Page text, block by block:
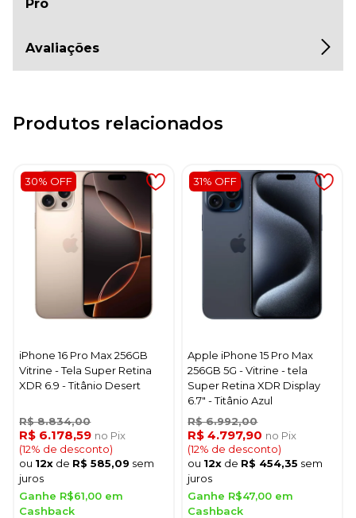
Pro
Avaliações
Produtos relacionados
30% OFF
iPhone 16 Pro Max 256GB
Vitrine - Tela Super Retina
XDR 6.9 - Titânio Desert
R$ 8.834,00
R$ 6.178,59 no Pix
(12% de desconto)
ou 12x de R$ 585,09 sem
juros
Ganhe R$61,00 em
Cashback
31% OFF
Apple iPhone 15 Pro Max
256GB 5G - Vitrine - tela
Super Retina XDR Display
6.7" - Titânio Azul
R$ 6.992,00
R$ 4.797,90 no Pix
(12% de desconto)
ou 12x de R$ 454,35 sem
juros
Ganhe R$47,00 em
Cashback